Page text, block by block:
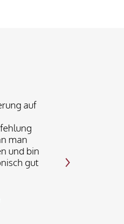
auf
man
und bin
gut